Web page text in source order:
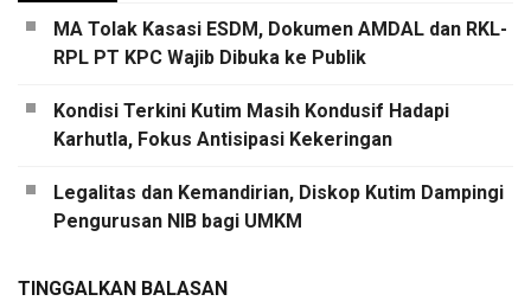
MA Tolak Kasasi ESDM, Dokumen AMDAL dan RKL-
RPL PT KPC Wajib Dibuka ke Publik
Kondisi Terkini Kutim Masih Kondusif Hadapi
Karhutla, Fokus Antisipasi Kekeringan
Legalitas dan Kemandirian, Diskop Kutim Dampingi
Pengurusan NIB bagi UMKM
TINGGALKAN BALASAN